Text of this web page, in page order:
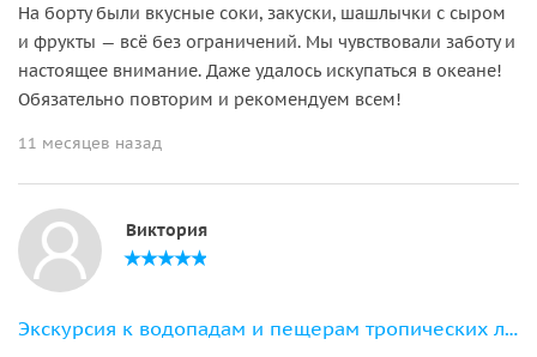
На борту были вкусные соки, закуски, шашлычки с сыром
и фрукты — всё без ограничений. Мы чувствовали заботу и
настоящее внимание. Даже удалось искупаться в океане!
Обязательно повторим и рекомендуем всем!
11 месяцев назад
Виктория
Экскурсия к водопадам и пещерам тропических лесов Тижуки